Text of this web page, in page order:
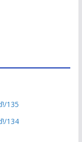
135
134